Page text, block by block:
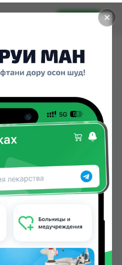
✕
Установить
№14
купить или заказать в
Арча, Дорухона
Дорухона Океан,
Мадад
TJS до 27.00 TJS в